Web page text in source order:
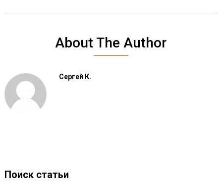
About The Author
Сергей К.
Поиск статьи